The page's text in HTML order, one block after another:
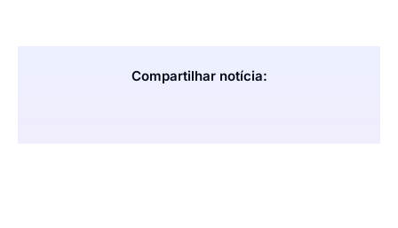
Compartilhar notícia: